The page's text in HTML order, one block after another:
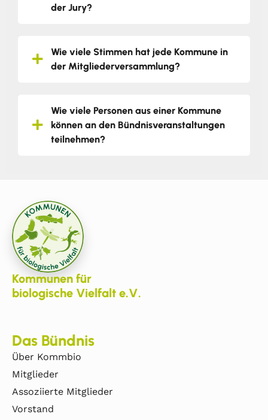
der Jury?
Wie viele Stimmen hat jede Kommune in
der Mitgliederversammlung?
Wie viele Personen aus einer Kommune
können an den Bündnisveranstaltungen
teilnehmen?
Kommunen für
biologische Vielfalt e.V.
Das Bündnis
Über Kommbio
Mitglieder
Assoziierte Mitglieder
Vorstand